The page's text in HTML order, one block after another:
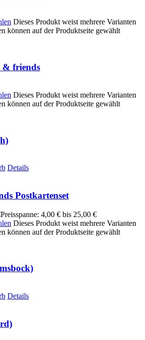
Dieses Produkt weist mehrere Varianten
können auf der Produktseite gewählt
& friends
Dieses Produkt weist mehrere Varianten
können auf der Produktseite gewählt
Details
Postkartenset
Preisspanne: 4,00 € bis 25,00 €
Dieses Produkt weist mehrere Varianten
können auf der Produktseite gewählt
Details